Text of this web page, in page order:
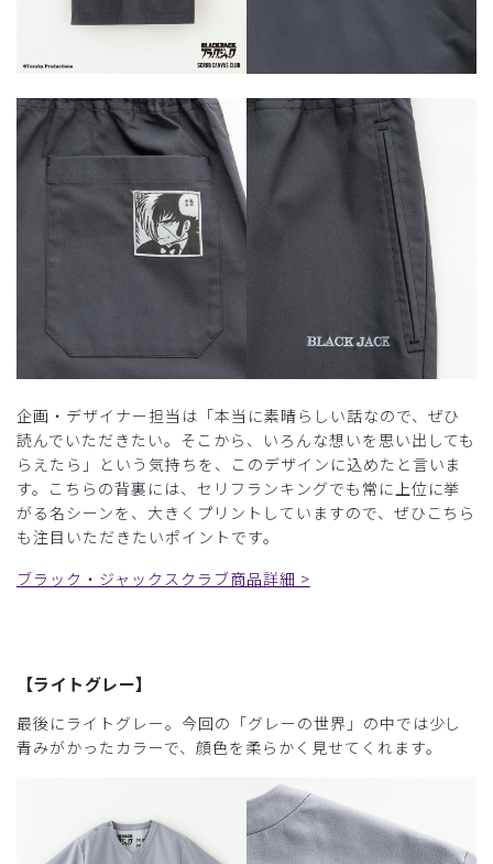
企画・デザイナー担当は「本当に素晴らしい話なので、ぜひ
読んでいただきたい。そこから、いろんな想いを思い出しても
らえたら」という気持ちを、このデザインに込めたと言いま
す。こちらの背裏には、セリフランキングでも常に上位に挙
がる名シーンを、大きくプリントしていますので、ぜひこちら
も注目いただきたいポイントです。
ブラック・ジャックスクラブ商品詳細 >
【ライトグレー】
最後にライトグレー。今回の「グレーの世界」の中では少し
青みがかったカラーで、顔色を柔らかく見せてくれます。